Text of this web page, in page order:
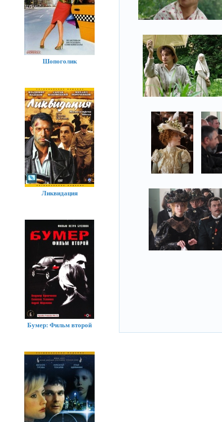
Шопоголик
Ликвидация
Бумер: Фильм второй